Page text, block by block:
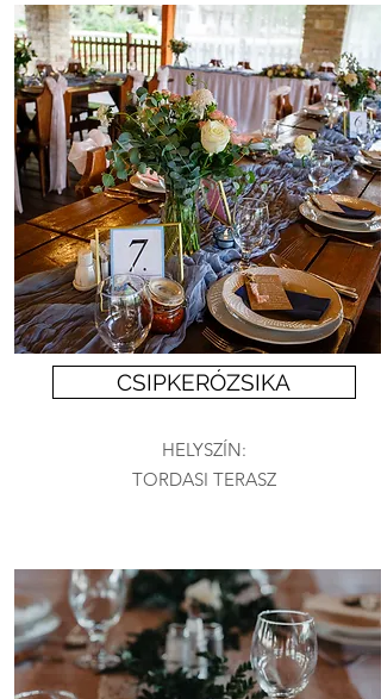
CSIPKERÓZSIKA
HELYSZÍN:
TORDASI TERASZ